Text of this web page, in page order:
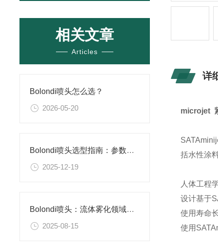
相关文章
Articles
Bolondi喷头怎么选？
2026-05-20
Bolondi喷头选型指南：参数精准匹配，释放喷雾效能
2025-12-19
Bolondi喷头：流体雾化领域的精密控制专家
2025-08-15
详
microjet
括水性涂
人体工程
设计基于
使用寿命
使用